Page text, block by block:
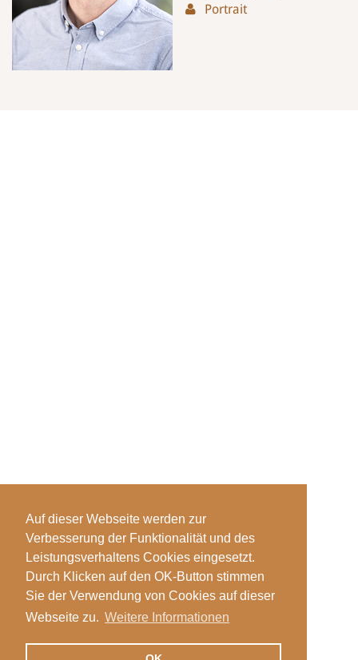
Auf dieser Webseite werden zur
Verbesserung der Funktionalität und des
Leistungsverhaltens Cookies eingesetzt.
Durch Klicken auf den OK-Button stimmen
Sie der Verwendung von Cookies auf dieser
Webseite zu. Weitere Informationen
Portrait